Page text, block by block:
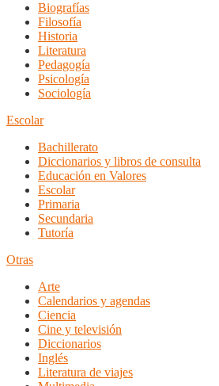
Biografías
Filosofía
Historia
Literatura
Pedagogía
Psicología
Sociología
Escolar
Bachillerato
Diccionarios y libros de consulta
Educación en Valores
Escolar
Primaria
Secundaria
Tutoría
Otras
Arte
Calendarios y agendas
Ciencia
Cine y televisión
Diccionarios
Inglés
Literatura de viajes